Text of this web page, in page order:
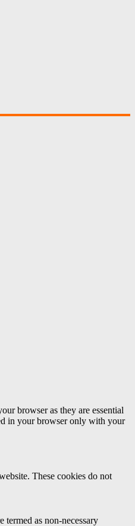
browser as they are essential
in your browser only with your
These cookies do not
termed as non-necessary